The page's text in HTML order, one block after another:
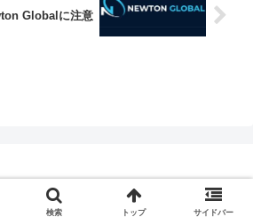
Globalに注意
2026 副業検証ブログ.
検索 トップ サイドバー